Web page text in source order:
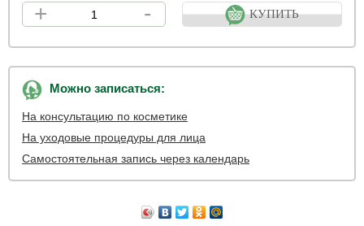
+ - КУПИТЬ
Можно записаться:
На консультацию по косметике
На уходовые процедуры для лица
Самостоятельная запись через календарь